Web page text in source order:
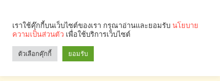
Search
คุณกำลังอ่าน:
เราใช้คุ๊กกี้บนเว็บไซต์ของเรา กรุณาอ่านและยอมรับ นโยบาย
ความเป็นส่วนตัว เพื่อใช้บริการเว็บไซต์
ตัวเลือกคุ๊กกี้ ยอมรับ